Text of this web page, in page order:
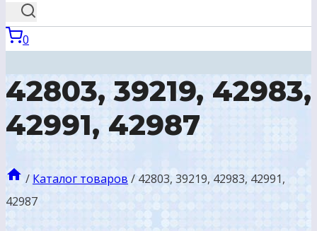
0
42803, 39219, 42983,
42991, 42987
/ Каталог товаров / 42803, 39219, 42983, 42991,
42987